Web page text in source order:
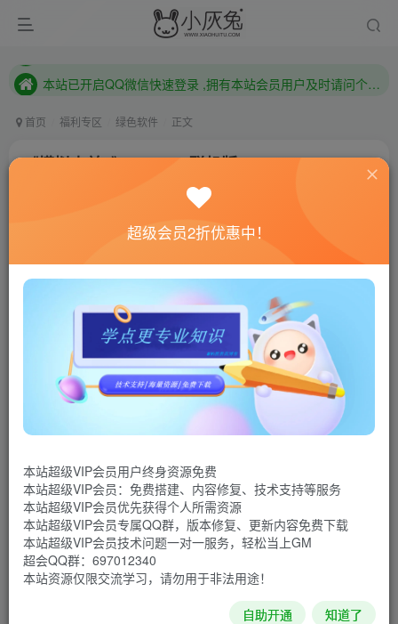
本站已开启QQ微信快速登录 ,拥有本站会员用户及时请问个人中心绑定！
首页 福利专区 绿色软件 正文
《模拟山羊3》v208081联机版
联网教程： 内附教程
单机教程： 内附教程
不懂的话联系客服！！！
Pilgor 重出江湖！召集伙伴一起进入《Goat Simulator
3》的世界，在极具真实感的农场沙盒场景中体验一场全新冒
险。最多可邀请三位好友进行本地游戏或线上合作，既可组
朋友都没得做。
游戏视频
超级会员2折优惠中！
本站超级VIP会员用户终身资源免费
本站超级VIP会员：免费搭建、内容修复、技术支持等服务
本站超级VIP会员优先获得个人所需资源
本站超级VIP会员专属QQ群，版本修复、更新内容免费下载
本站超级VIP会员技术问题一对一服务，轻松当上GM
超会QQ群：697012340
本站资源仅限交流学习，请勿用于非法用途！
自助开通 知道了